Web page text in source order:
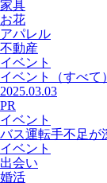
家具
お花
アパレル
不動産
イベント
イベント
（すべて）
2025.03.03
PR
イベント
バス運転手不足が
イベント
出会い
婚活